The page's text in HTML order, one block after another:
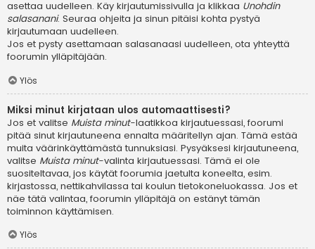
asettaa uudelleen. Käy kirjautumissivulla ja klikkaa Unohdin
salasanani. Seuraa ohjeita ja sinun pitäisi kohta pystyä
kirjautumaan uudelleen.
Jos et pysty asettamaan salasanaasi uudelleen, ota yhteyttä
foorumin ylläpitäjään.
Ylös
Miksi minut kirjataan ulos automaattisesti?
Jos et valitse Muista minut-laatikkoa kirjautuessasi, foorumi
pitää sinut kirjautuneena ennalta määritellyn ajan. Tämä estää
muita väärinkäyttämästä tunnuksiasi. Pysyäksesi kirjautuneena,
valitse Muista minut-valinta kirjautuessasi. Tämä ei ole
suositeltavaa, jos käytät foorumia jaetulta koneelta, esim.
kirjastossa, nettikahvilassa tai koulun tietokoneluokassa. Jos et
näe tätä valintaa, foorumin ylläpitäjä on estänyt tämän
toiminnon käyttämisen.
Ylös